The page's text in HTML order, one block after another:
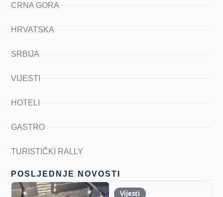
CRNA GORA
HRVATSKA
SRBIJA
VIJESTI
HOTELI
GASTRO
TURISTIČKI RALLY
POSLJEDNJE NOVOSTI
Vijesti